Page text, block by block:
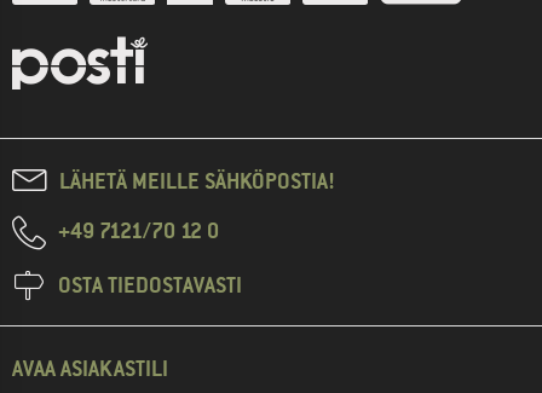
LÄHETÄ MEILLE SÄHKÖPOSTIA!
+49 7121/70 12 0
OSTA TIEDOSTAVASTI
AVAA ASIAKASTILI